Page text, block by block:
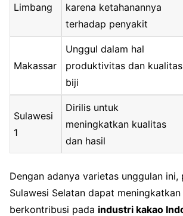
Limbang
karena ketahanannya
terhadap penyakit
Makassar
Unggul dalam hal
produktivitas dan kualitas
biji
Sulawesi
1
Dirilis untuk
meningkatkan kualitas
dan hasil
Dengan adanya varietas unggulan
Sulawesi Selatan dapat
berkontribusi pada industri kakao